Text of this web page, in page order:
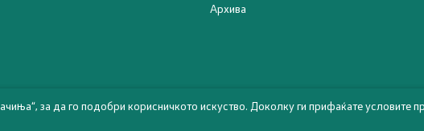
Архива
за да го подобри корисничкото искуство. Доколку ги прифаќате условите